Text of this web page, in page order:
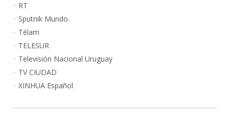
RT
Sputnik Mundo
Télam
TELESUR
Televisión Nacional Uruguay
TV CIUDAD
XINHUA Español